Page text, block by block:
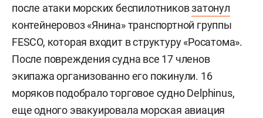
после атаки морских беспилотниковзатонул
контейнеровоз «Янина» транспортной группы
FESCO, которая входит в структуру «Росатома».
После повреждения судна все 17 членов
экипажа организованно его покинули. 16
моряков подобрало торговое судно Delphinus,
еще одного эвакуировала морская авиация